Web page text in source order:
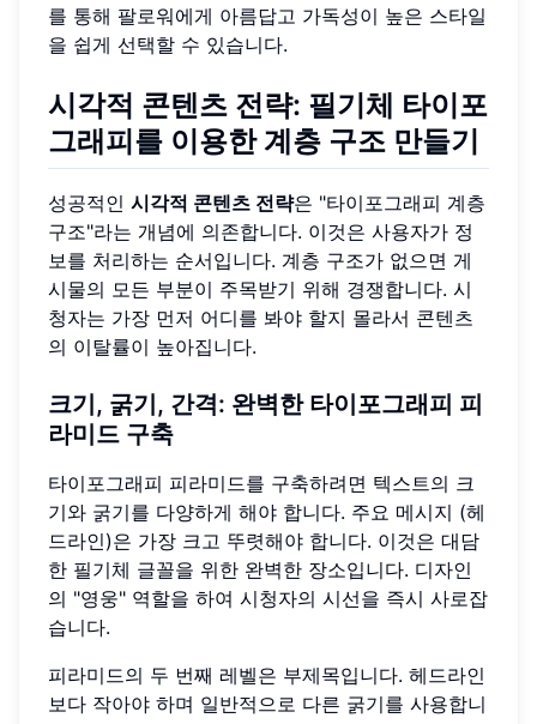
를 통해 팔로워에게 아름답고 가독성이 높은 스타일
을 쉽게 선택할 수 있습니다.
시각적 콘텐츠 전략: 필기체 타이포
그래피를 이용한 계층 구조 만들기
성공적인 시각적 콘텐츠 전략은 "타이포그래피 계층
구조"라는 개념에 의존합니다. 이것은 사용자가 정
보를 처리하는 순서입니다. 계층 구조가 없으면 게
시물의 모든 부분이 주목받기 위해 경쟁합니다. 시
청자는 가장 먼저 어디를 봐야 할지 몰라서 콘텐츠
의 이탈률이 높아집니다.
크기, 굵기, 간격: 완벽한 타이포그래피 피
라미드 구축
타이포그래피 피라미드를 구축하려면 텍스트의 크
기와 굵기를 다양하게 해야 합니다. 주요 메시지 (헤
드라인)은 가장 크고 뚜렷해야 합니다. 이것은 대담
한 필기체 글꼴을 위한 완벽한 장소입니다. 디자인
의 "영웅" 역할을 하여 시청자의 시선을 즉시 사로잡
습니다.
피라미드의 두 번째 레벨은 부제목입니다. 헤드라인
보다 작아야 하며 일반적으로 다른 굵기를 사용합니